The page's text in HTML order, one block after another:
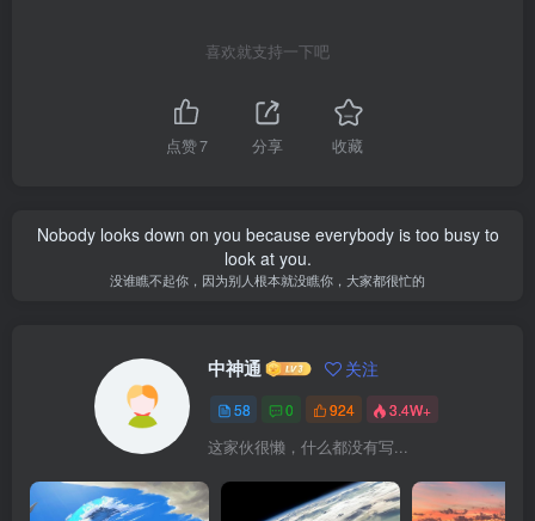
喜欢就支持一下吧
点赞7 分享 收藏
Nobody looks down on you because everybody is too busy to
look at you.
没谁瞧不起你，因为别人根本就没瞧你，大家都很忙的
中神通 关注
58 0 924 3.4W+
这家伙很懒，什么都没有写...